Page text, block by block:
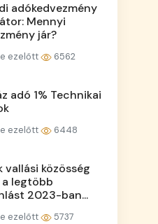
adókedvezmény
Mennyi
jár?
ezelőtt 6562
adó 1% Technikai
ezelőtt 6448
vallási közösség
legtöbb
2023-ban...
ezelőtt 5737